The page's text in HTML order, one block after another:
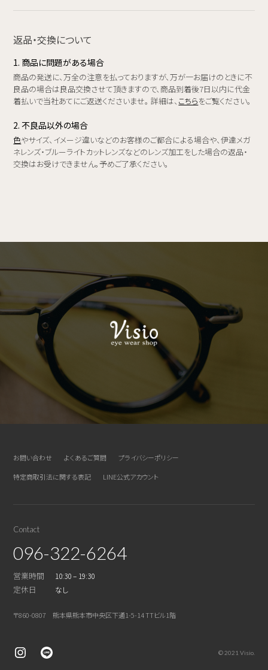
返品・交換について
1. 商品に問題がある場合
商品の発送に、万全の注意を払っておりますが、万が一お届けのときに不
良品の場合は良品交換させて頂きますので、商品到着後7日以内に代金
着払いで当社あてにご返送くださいませ。 詳細は、 こちらをご覧ください。
2. 不良品以外の場合
色やサイズ、イメージ違いなどのお客様のご都合による場合や、伊達メガ
ネレンズ・ブルーライトカットレンズなどのレンズ加工をした場合の返品・
交換はお受けできません。予めご了承ください。
お問い合わせ よくあるご質問
プライバシーポリシー
特定商取引法に関する表記
LINE公式アカウント
Contact
096-322-6264
営業時間 10:30 – 19:30
定休日 なし
〒860-0807 熊本県熊本市中央区下通1-5-14 TTビル1階
© 2021 Visio.